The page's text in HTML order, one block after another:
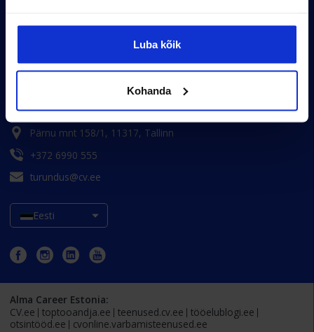
Luba kõik
Kohanda
Uuringu metoodika
Arhiiv
Pärnu mnt 158/1, 11317, Tallinn
+372 6990 555
turundus@cv.ee
Eesti
Alma Career Estonia:
CV.ee
toptooandja.ee teenused.cv.ee
tööelublogi.ee
otsintööd.ee
cvonline.varbamisteenused.ee